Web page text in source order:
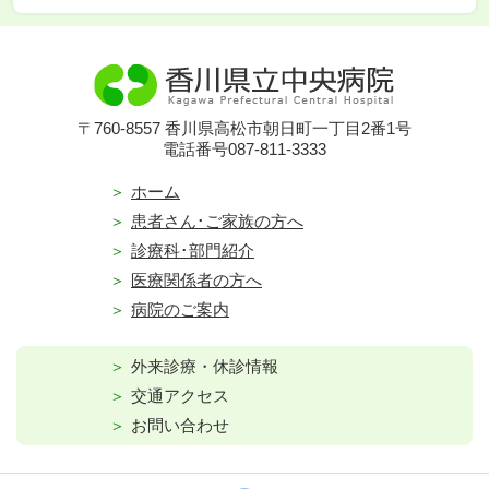
〒760-8557 香川県高松市朝日町一丁目2番1号
電話番号087-811-3333
ホーム
患者さん･ご家族の方へ
診療科･部門紹介
医療関係者の方へ
病院のご案内
外来診療・休診情報
交通アクセス
お問い合わせ